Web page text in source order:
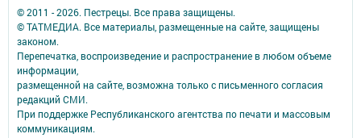
© 2011 - 2026. Пестрецы. Все права защищены.
© ТАТМЕДИА. Все материалы, размещенные на сайте, защищены
законом.
Перепечатка, воспроизведение и распространение в любом объеме
информации,
размещенной на сайте, возможна только с письменного согласия
редакций СМИ.
При поддержке Республиканского агентства по печати и массовым
коммуникациям.